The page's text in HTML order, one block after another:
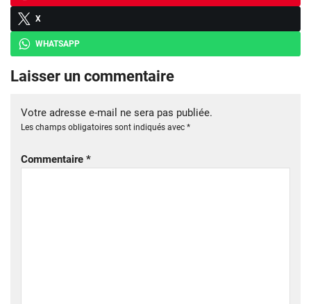
X
WHATSAPP
Laisser un commentaire
Votre adresse e-mail ne sera pas publiée.
Les champs obligatoires sont indiqués avec *
Commentaire *